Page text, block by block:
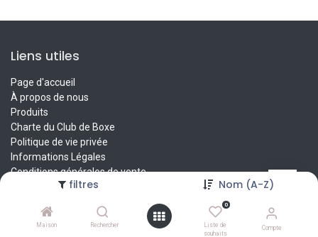
filtres Nom (A-Z)
Maison Rechercher
0
Liste de
souhaits
Compte
Liens utiles
Page d'accueil
À propos de nous
Produits
Charte du Club de Boxe
Politique de vie privée
Informations Légales
Conditions générales de vente
À propos de nous